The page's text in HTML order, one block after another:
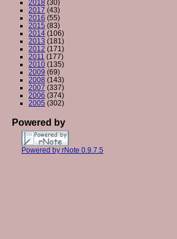
2018 (30)
2017 (43)
2016 (55)
2015 (83)
2014 (106)
2013 (181)
2012 (171)
2011 (177)
2010 (135)
2009 (69)
2008 (143)
2007 (337)
2006 (374)
2005 (302)
Powered by
Powered by rNote 0.9.7.5